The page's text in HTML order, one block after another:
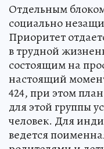
Отдельным
социально
Приоритет
в трудной
состоящим на
настоящий
424, при этом
для этой группы
человек. Для
ведется